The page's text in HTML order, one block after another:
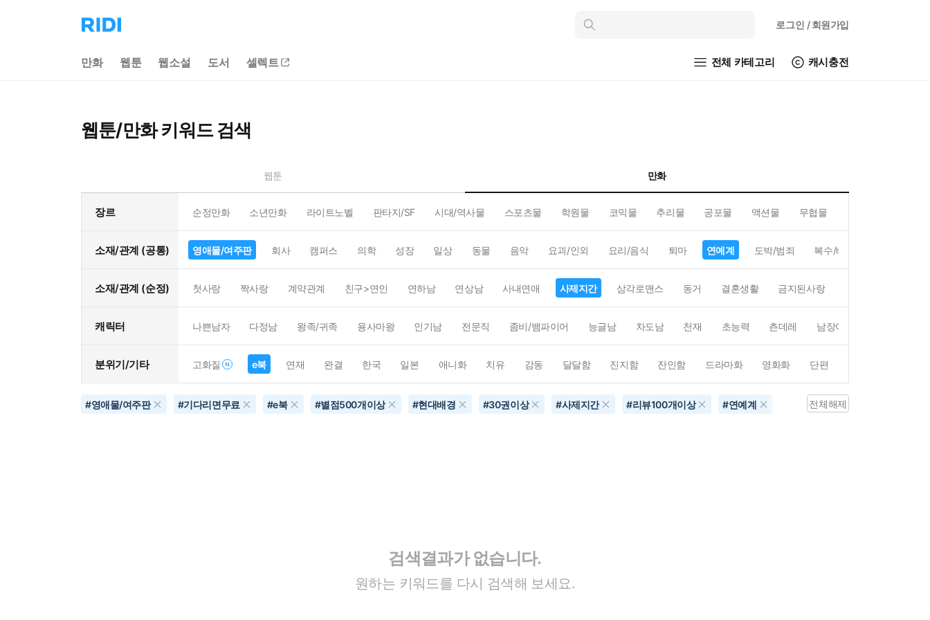
리
디
으
인
로그인 / 회원가입
만화 웹툰 웹소설 도서 셀렉트 전체 카테고리 캐시충전
웹툰/만화 키워드 검색
웹툰 만화
장르 순정만화 소년만화 라이트노벨 판타지/SF 시대/역사물 스포츠물 학원물 코믹물 추리물 공포물 액션물 무협물
소재/관계 (공통) 영애물/여주판 회사 캠퍼스 의학 성장 일상 동물 음악 요괴/인외 요리/음식 퇴마 연예계 도박/범죄 복수/배신
소재/관계 (순정) 첫사랑 짝사랑 계약관계 친구>연인 연하남 연상남 사내연애 사제지간 삼각로맨스 동거 결혼생활 금지된사랑
캐릭터 나쁜남자 다정남 왕족/귀족 용사마왕 인기남 전문직 좀비/뱀파이어 능글남 차도남 천재 초능력 츤데레 남장여자
분위기/기타 고화질 e북 연재 완결 한국 일본 애니화 치유 감동 달달함 진지함 잔인함 드라마화 영화화 단편
#영애물/여주판 #기다리면무료 #e북 #별점500개이상 #현대배경 #30권이상 #사제지간 #리뷰100개이상 #연예계 전체해제
검색결과가 없습니다.
원하는 키워드를 다시 검색해 보세요.